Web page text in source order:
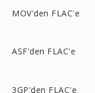
MOV'den FLAC'e
ASF'den FLAC'e
3GP'den FLAC'e